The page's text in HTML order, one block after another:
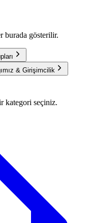
burada gösterilir.
& Girişimcilik
kategori seçiniz.